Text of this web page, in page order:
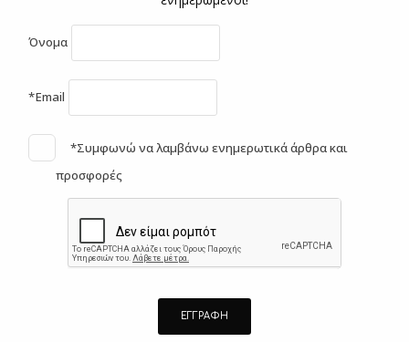
Όνομα
*Email
*Συμφωνώ να λαμβάνω ενημερωτικά άρθρα και
προσφορές